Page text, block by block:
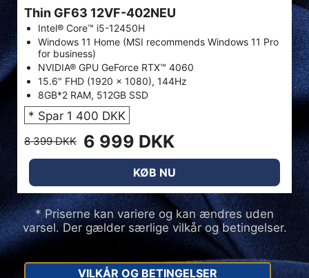
Thin GF63 12VF-402NEU
Intel® Core™ i5-12450H
Windows 11 Home (MSI recommends Windows 11 Pro
for business)
NVIDIA® GPU GeForce RTX™ 4060
15.6" FHD (1920 x 1080), 144Hz
8GB*2 RAM, 512GB SSD
* Spar 1 400 DKK
8 399 DKK 6 999 DKK
KØB NU
* Priserne kan variere og kan ændres uden
varsel. Der gælder særlige vilkår og betingelser.
VILKÅR OG BETINGELSER